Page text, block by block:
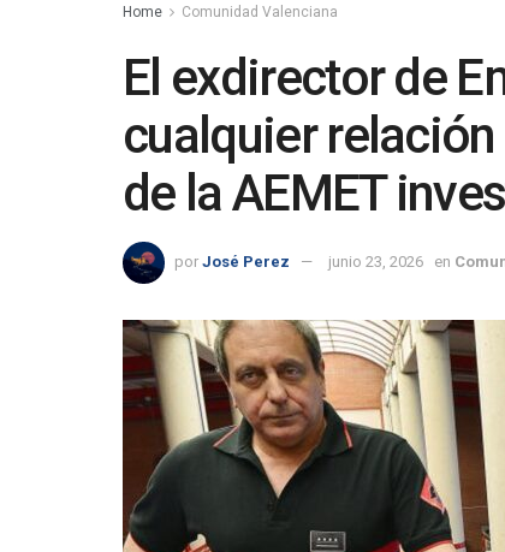
Home Comunidad Valenciana
El exdirector de
cualquier
de la AEMET
por José Perez junio 23, 2026 en